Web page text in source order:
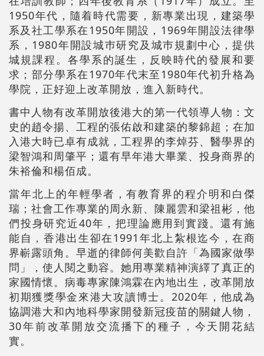
1950年代，隨着時代需要，新專業出現，建築學
系及社工學系在1950年開設，1969年開設法律學
系，1980年開設城巿研究及城巿規劃中心，提供
城規課程。各學系的誕生，反映時代的發展和要
求；部分學系在1970年代末至1980年代初升格為
學院，正好迎上改革開放，進入新時代。
書中人物有改革開放後港大的第一代領導人物：文
史的趙令揚、工程的張佑啟和建築的黎錦超；在加
入港大時已卓有成就，工程界的李焯芬、醫學界的
梁智鴻和周肇平；還有早年港大畢業、投身商界的
朱裕倫和楊佰成。
當年北上的年輕學者，有教育界的程介明和白傑
瑞；社會工作專業的周永新、陳麗雲和梁祖彬，他
們投身研究近40年，把理論應用到實踐。還有施
能自，香港出生卻在1991年北上紮根迄今，在商
界嶄露頭角。早逝的律師何美歡自許「為國家做學
問」，使人閱之動容。她用專業精神演繹了真正的
家國情懷。病毒專家陳鴻霖在內地出生，改革開放
初期獲獎學金來港大攻讀博士。2020年，他成為
協調港大和內地科學家開發新冠疫苗的關鍵人物，
30年前改革開放交流播下的種子，今天開花結
實。